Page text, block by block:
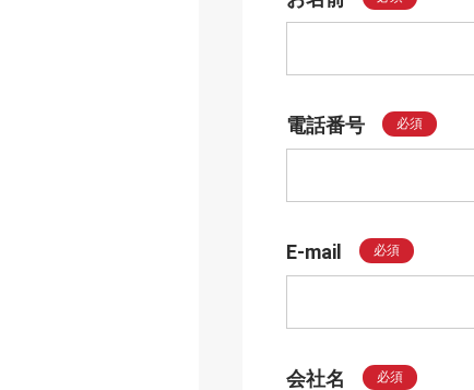
電話番号 必須
E-mail 必須
会社名 必須